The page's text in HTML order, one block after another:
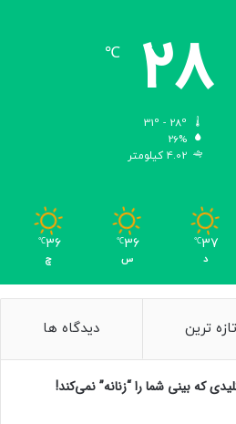
28
℃
26%
4.02 کیلومتر
37
℃
د
36
℃
س
36
℃
چ
تازه ترین دیدگاه ها